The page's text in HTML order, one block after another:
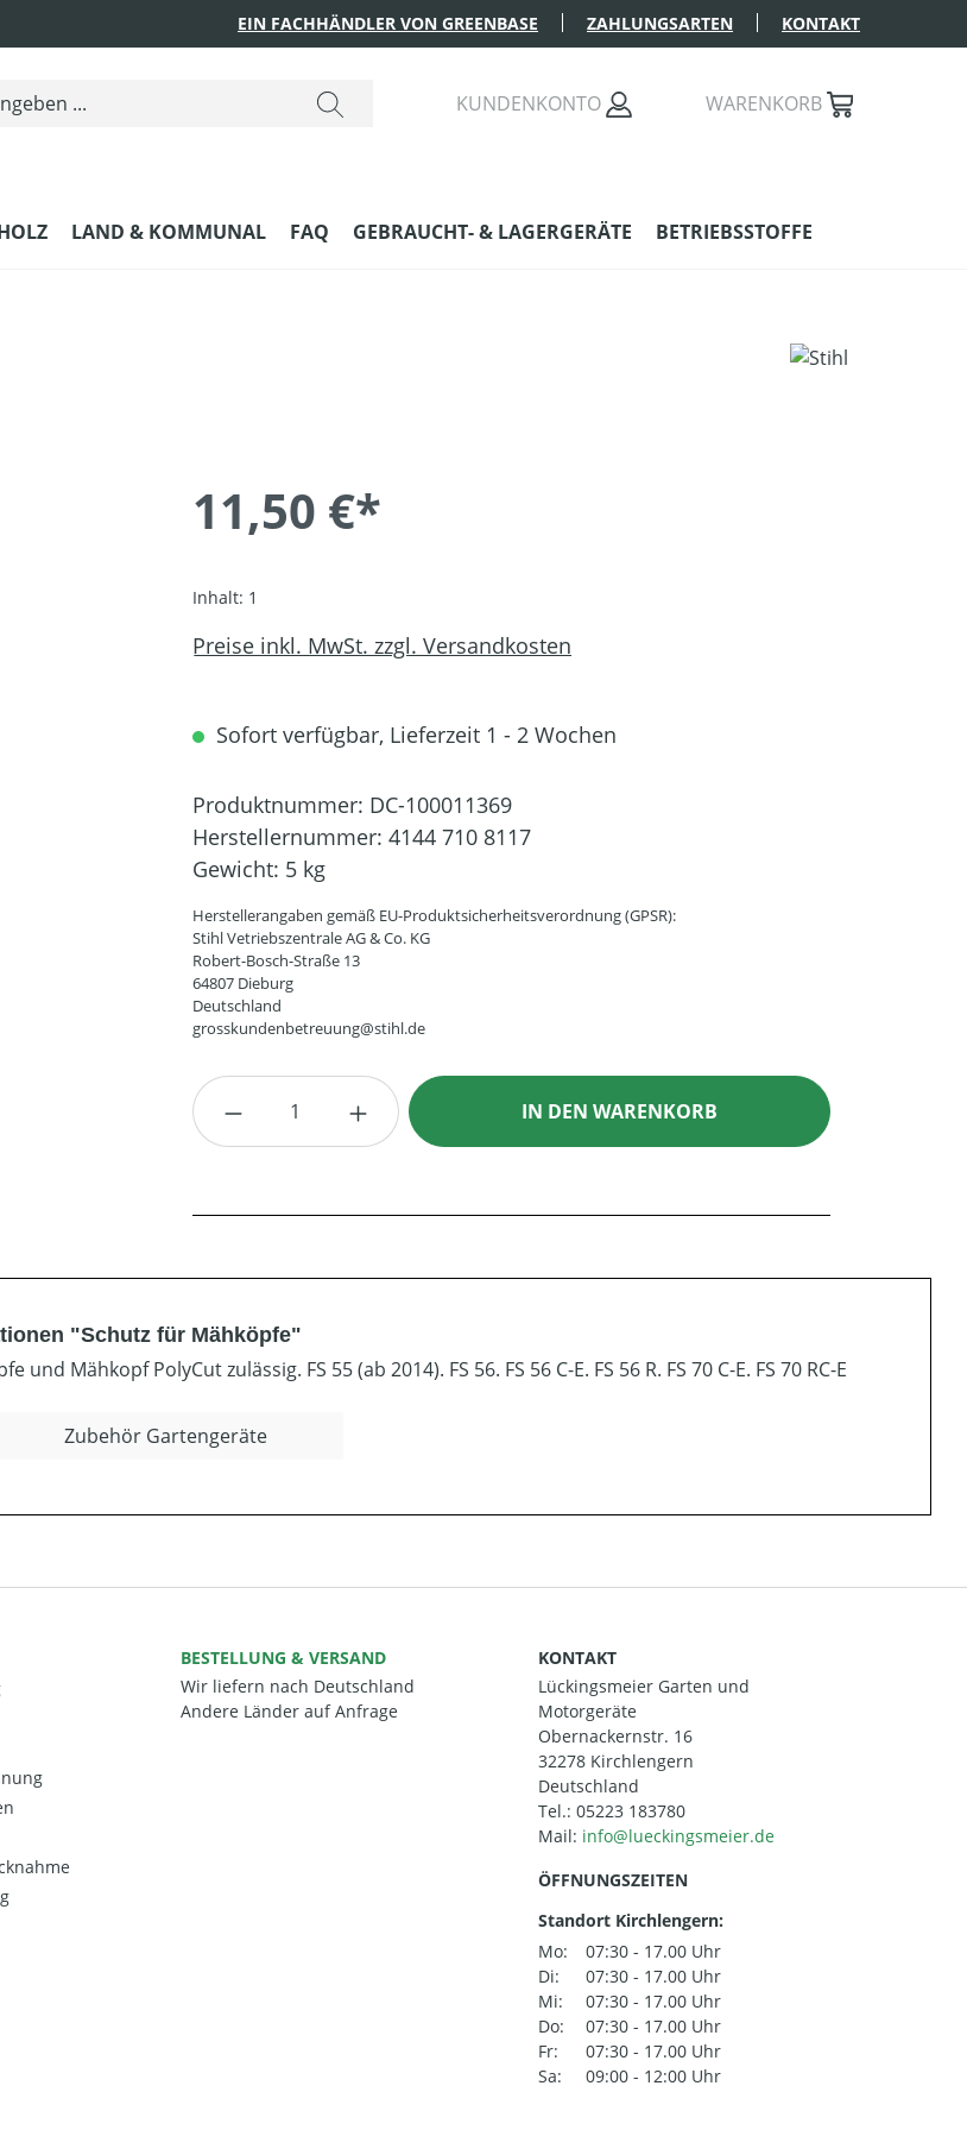
EIN FACHHÄNDLER VON GREENBASE ZAHLUNGSARTEN KONTAKT
KUNDENKONTO WARENKORB
LAND & KOMMUNAL FAQ GEBRAUCHT- & LAGERGERÄTE BETRIEBSSTOFFE
11,50 €*
Inhalt: 1
Preise inkl. MwSt. zzgl. Versandkosten
Sofort verfügbar, Lieferzeit 1 - 2 Wochen
Produktnummer: DC-100011369
Herstellernummer: 4144 710 8117
Gewicht: 5 kg
Herstellerangaben gemäß EU-Produktsicherheitsverordnung (GPSR):
Stihl Vetriebszentrale AG & Co. KG
Robert-Bosch-Straße 13
64807 Dieburg
Deutschland
grosskundenbetreuung@stihl.de
Produkt Anzahl: Gib den gewünschten Wert ein oder
IN DEN WARENKORB
"Schutz für Mähköpfe"
und Mähkopf PolyCut zulässig. FS 55 (ab 2014). FS 56. FS 56 C-E. FS 56 R. FS 70 C-E. FS 70 RC-E
Zubehör Gartengeräte
BESTELLUNG & VERSAND
Wir liefern nach Deutschland
Andere Länder auf Anfrage
KONTAKT
Lückingsmeier Garten und
Motorgeräte
Obernackernstr. 16
32278 Kirchlengern
Deutschland
Tel.: 05223 183780
Mail:
ÖFFNUNGSZEITEN
Standort Kirchlengern:
Mo:
07:30 - 17.00 Uhr
Di:
07:30 - 17.00 Uhr
Mi:
07:30 - 17.00 Uhr
Do:
07:30 - 17.00 Uhr
Fr:
07:30 - 17.00 Uhr
Sa:
09:00 - 12:00 Uhr